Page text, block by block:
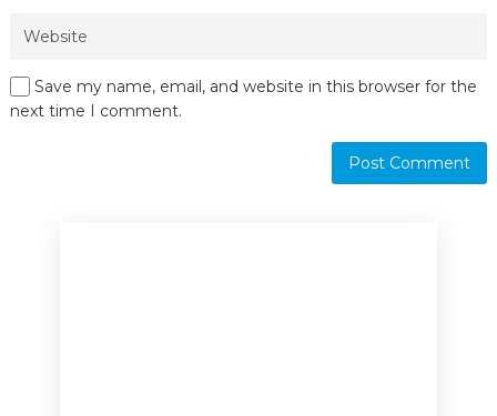
Save my name, email, and website in this browser for the
next time I comment.